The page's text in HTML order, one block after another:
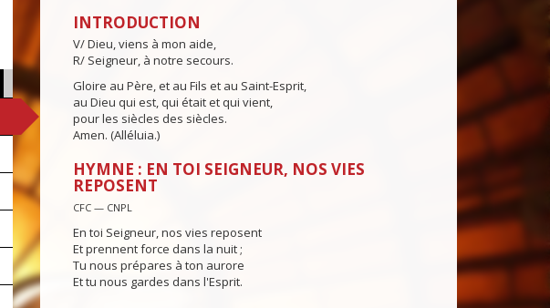
INTRODUCTION
V/ Dieu, viens à mon aide,
R/ Seigneur, à notre secours.
Gloire au Père, et au Fils et au Saint-Esprit,
au Dieu qui est, qui était et qui vient,
pour les siècles des siècles.
Amen. (Alléluia.)
HYMNE : EN TOI SEIGNEUR, NOS VIES
REPOSENT
CFC — CNPL
En toi Seigneur, nos vies reposent
Et prennent force dans la nuit ;
Tu nous prépares à ton aurore
Et tu nous gardes dans l'Esprit.